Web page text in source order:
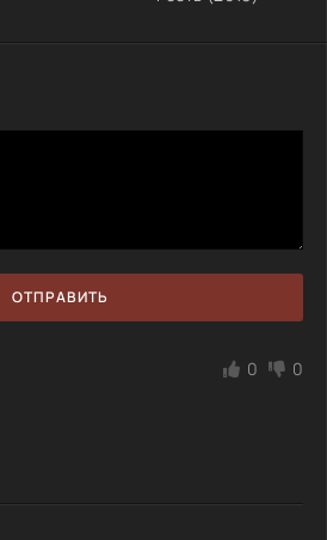
ОТПРАВИТЬ
0 0